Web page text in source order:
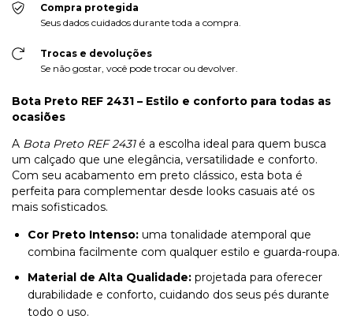
Compra protegida
Seus dados cuidados durante toda a compra.
Trocas e devoluções
Se não gostar, você pode trocar ou devolver.
Bota Preto REF 2431 – Estilo e conforto para todas as
ocasiões
A Bota Preto REF 2431é a escolha ideal para quem busca
um calçado que une elegância, versatilidade e conforto.
Com seu acabamento em preto clássico, esta bota é
perfeita para complementar desde looks casuais até os
mais sofisticados.
Cor Preto Intenso: uma tonalidade atemporal que
combina facilmente com qualquer estilo e guarda-roupa.
Material de Alta Qualidade: projetada para oferecer
durabilidade e conforto, cuidando dos seus pés durante
todo o uso.